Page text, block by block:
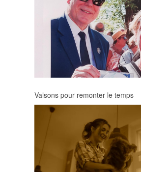
Valsons pour remonter le temps